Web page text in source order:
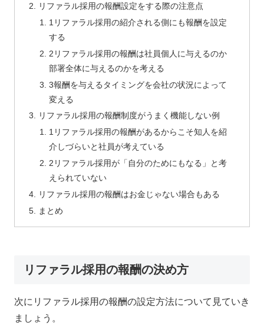
リファラル採用の報酬設定をする際の注意点
1リファラル採用の紹介される側にも報酬を設定
する
2リファラル採用の報酬は社員個人に与えるのか
部署全体に与えるのかを考える
3報酬を与えるタイミングを会社の状況によって
変える
リファラル採用の報酬制度がうまく機能しない例
1リファラル採用の報酬があるからこそ知人を紹
介しづらいと社員が考えている
2リファラル採用が「自分のためにもなる」と考
えられていない
リファラル採用の報酬はお金じゃない場合もある
まとめ
リファラル採用の報酬の決め方
次にリファラル採用の報酬の設定方法について見ていき
ましょう。